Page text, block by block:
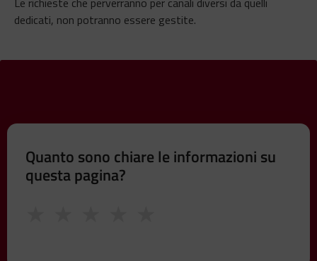
dedicati, non potranno essere gestite.
Quanto sono chiare le informazioni su
questa pagina?